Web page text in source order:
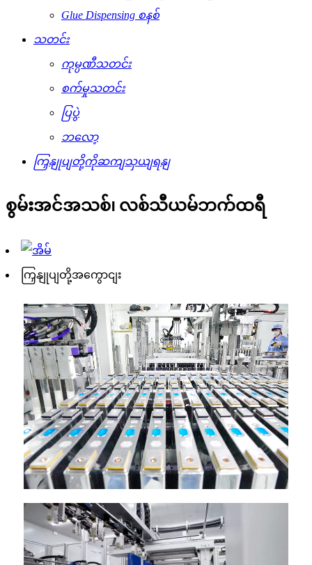
Glue Dispensing စနစ်
သတင်း
ကုမ္ပဏီသတင်း
စက်မှုသတင်း
ပြပွဲ
ဘလော့
ကြှနျုပျတို့ကိုဆကျသှယျရနျ
စွမ်းအင်အသစ်၊ လစ်သီယမ်ဘက်ထရီ
ကြှနျုပျတို့အကွောငျး